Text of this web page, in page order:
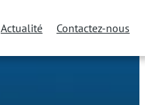
Actualité Contactez-nous